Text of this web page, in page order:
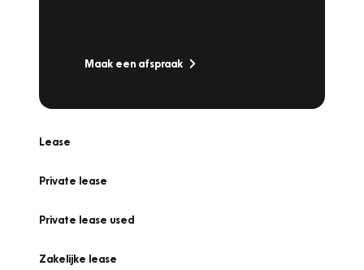
Maak een afspraak
Lease
Private lease
Private lease used
Zakelijke lease